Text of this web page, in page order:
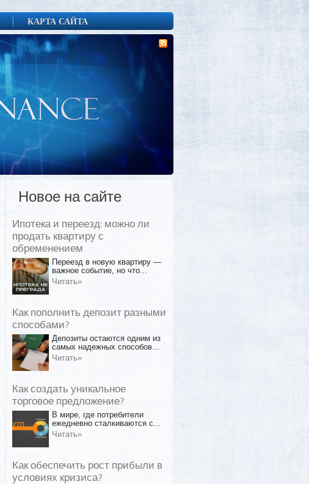
КАРТА САЙТА
Новое на сайте
Ипотека и переезд: можно ли
продать квартиру с
обременением
Переезд в новую квартиру —
важное событие, но что...
Читать»
Как пополнить депозит разными
способами?
Депозиты остаются одним из
самых надежных способов...
Читать»
Как создать уникальное
торговое предложение?
В мире, где потребители
ежедневно сталкиваются с...
Читать»
Как обеспечить рост прибыли в
условиях кризиса?